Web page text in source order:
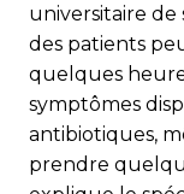
universitaire de
des patients
quelques
symptômes
antibiotiques,
prendre